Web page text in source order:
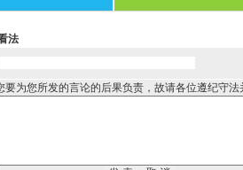
法
要为您所发的言论的后果负责，故请各位遵纪守